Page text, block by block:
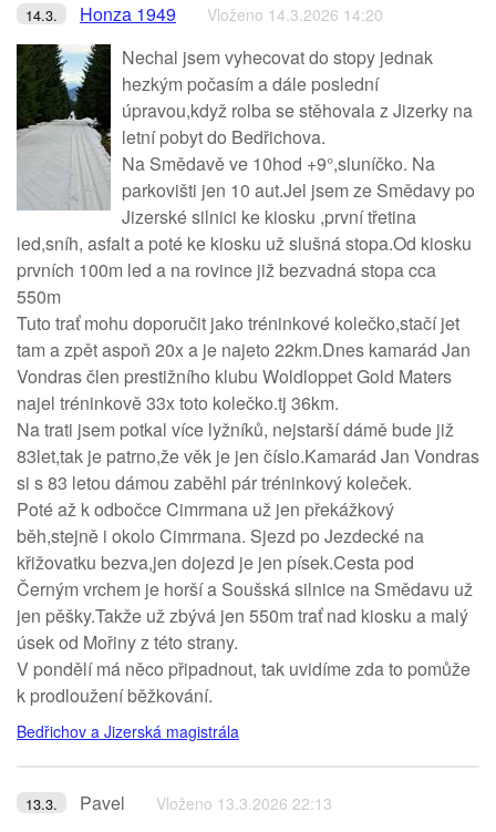
14.3. Honza 1949 Vloženo 14.3.2026 14:20
Nechal jsem vyhecovat do stopy jednak
hezkým počasím a dále poslední
úpravou,když rolba se stěhovala z Jizerky na
letní pobyt do Bedřichova.
Na Smědavě ve 10hod +9°,sluníčko. Na
parkovišti jen 10 aut.Jel jsem ze Smědavy po
Jizerské silnici ke kiosku ,první třetina
led,sníh, asfalt a poté ke kiosku už slušná stopa.Od kiosku
prvních 100m led a na rovince již bezvadná stopa cca
550m
Tuto trať mohu doporučit jako tréninkové kolečko,stačí jet
tam a zpět aspoň 20x a je najeto 22km.Dnes kamarád Jan
Vondras člen prestižního klubu Woldloppet Gold Maters
najel tréninkově 33x toto kolečko.tj 36km.
Na trati jsem potkal více lyžníků, nejstarší dámě bude již
83let,tak je patrno,že věk je jen číslo.Kamarád Jan Vondras
si s 83 letou dámou zaběhl pár tréninkový koleček.
Poté až k odbočce Cimrmana už jen překážkový
běh,stejně i okolo Cimrmana. Sjezd po Jezdecké na
křižovatku bezva,jen dojezd je jen písek.Cesta pod
Černým vrchem je horší a Soušská silnice na Smědavu už
jen pěšky.Takže už zbývá jen 550m trať nad kiosku a malý
úsek od Mořiny z této strany.
V pondělí má něco připadnout, tak uvidíme zda to pomůže
k prodloužení běžkování.
Bedřichov a Jizerská magistrála
13.3. Pavel Vloženo 13.3.2026 22:13